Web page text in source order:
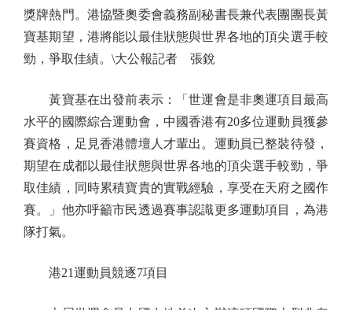
獎牌熱門。港協暨奧委會義務副秘書長兼代表團團長黃
寶基期望，港將能以最佳狀態與世界各地的頂尖選手較
勁，爭取佳績。\大公報記者 張銳
黃寶基在出發前表示：「世運會是非奧運項目最高
水平的國際綜合運動會，中國香港有20多位運動員獲參
賽資格，足見香港體壇人才輩出。運動員已整裝待發，
期望在成都以最佳狀態與世界各地的頂尖選手較勁，爭
取佳績，同時累積寶貴的實戰經驗，享受在天府之國作
賽。」他亦呼籲市民透過賽事認識更多運動項目，為港
隊打氣。
港21運動員競逐7項目